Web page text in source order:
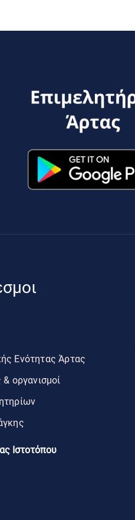
Ενότητας Άρτας
οργανισμοί
Ιστοτόπου